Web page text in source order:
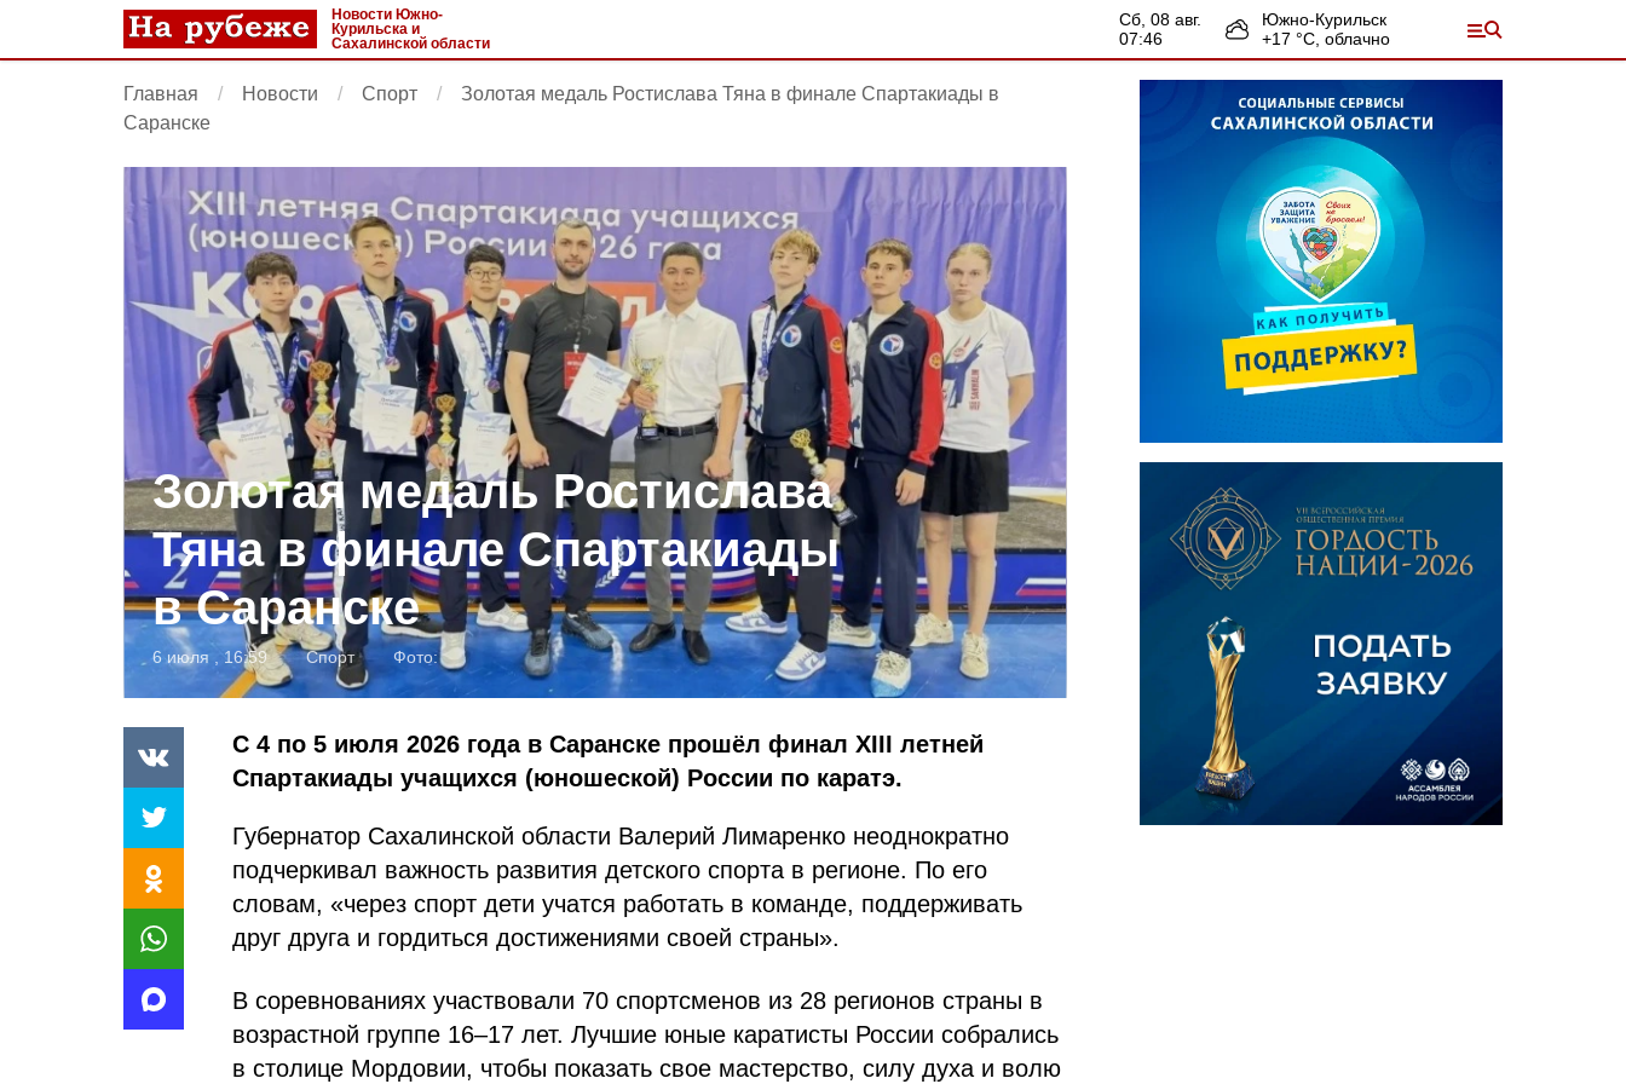
Новости Южно-
Курильска и
Сахалинской области
сб, 08 авг.
07:46
Южно-Курильск
+17 °С, облачно
Главная Новости Спорт
Золотая медаль Ростислава Тяна в финале Спартакиады в
Саранске
Золотая медаль Ростислава
Тяна в финале Спартакиады
в Саранске
6 июля , 16:59 Спорт Фото:
С 4 по 5 июля 2026 года в Саранске прошёл финал XIII летней
Спартакиады учащихся (юношеской) России по каратэ.
Губернатор Сахалинской области Валерий Лимаренко неоднократно
подчеркивал важность развития детского спорта в регионе. По его
словам, «через спорт дети учатся работать в команде, поддерживать
друг друга и гордиться достижениями своей страны».
В соревнованиях участвовали 70 спортсменов из 28 регионов страны в
возрастной группе 16–17 лет. Лучшие юные каратисты России собрались
в столице Мордовии, чтобы показать свое мастерство, силу духа и волю